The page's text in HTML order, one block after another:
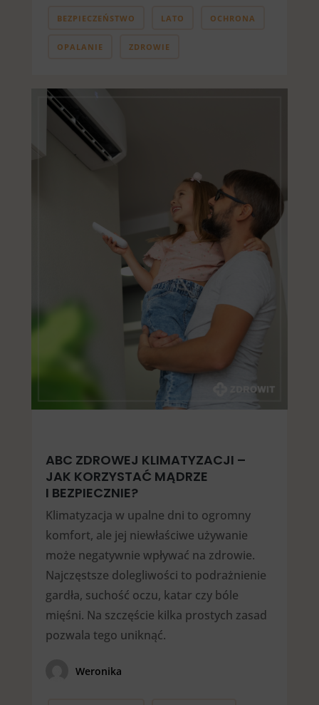
BEZPIECZEŃSTWO LATO OCHRONA
OPALANIE ZDROWIE
ABC ZDROWEJ KLIMATYZACJI –
JAK KORZYSTAĆ MĄDRZE
I BEZPIECZNIE?
Klimatyzacja w upalne dni to ogromny
komfort, ale jej niewłaściwe używanie
może negatywnie wpływać na zdrowie.
Najczęstsze dolegliwości to podrażnienie
gardła, suchość oczu, katar czy bóle
mięśni. Na szczęście kilka prostych zasad
pozwala tego uniknąć.
Weronika